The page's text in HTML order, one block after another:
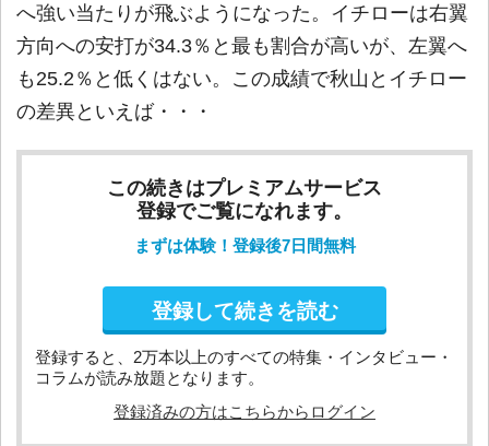
へ強い当たりが飛ぶようになった。イチローは右翼
方向への安打が34.3％と最も割合が高いが、左翼へ
も25.2％と低くはない。この成績で秋山とイチロー
の差異といえば・・・
この続きはプレミアムサービス
登録でご覧になれます。
まずは体験！登録後7日間無料
登録して続きを読む
登録すると、2万本以上のすべての特集・インタビュー・
コラムが読み放題となります。
登録済みの方はこちらからログイン